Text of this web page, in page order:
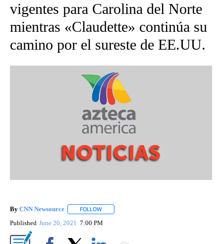
vigentes para Carolina del Norte
mientras «Claudette» continúa su
camino por el sureste de EE.UU.
By CNN Newsource FOLLOW
Published June 20, 2021 7:00 PM